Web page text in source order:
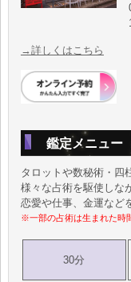
→詳しくはこちら
鑑定メニュー
タロットや数秘術・四
様々な占術を駆使しな
恋愛や仕事、金運など
※一部の占術は生まれた時
30分